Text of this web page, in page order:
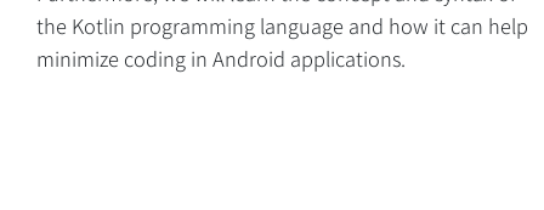
the Kotlin programming language and how it can help
minimize coding in Android applications.